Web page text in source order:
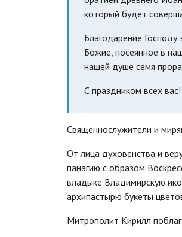
который будет
Благодарение
Божие, посеянное в
нашей душе семя
С праздником всех вас!
Священнослужители и
От лица духовенства и
панагию с образом
владыке Владимирскую
архипастырю букеты
Митрополит Кирилл